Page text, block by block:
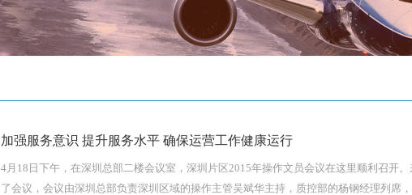
加强服务意识 提升服务水平 确保运营工作健康运行
4月18日下午，在深圳总部二楼会议室，深圳片区2015年操作文员会议在这里顺利召开
了会议，会议由深圳总部负责深圳区域的操作主管吴斌华主持，质控部的杨钢经理列席